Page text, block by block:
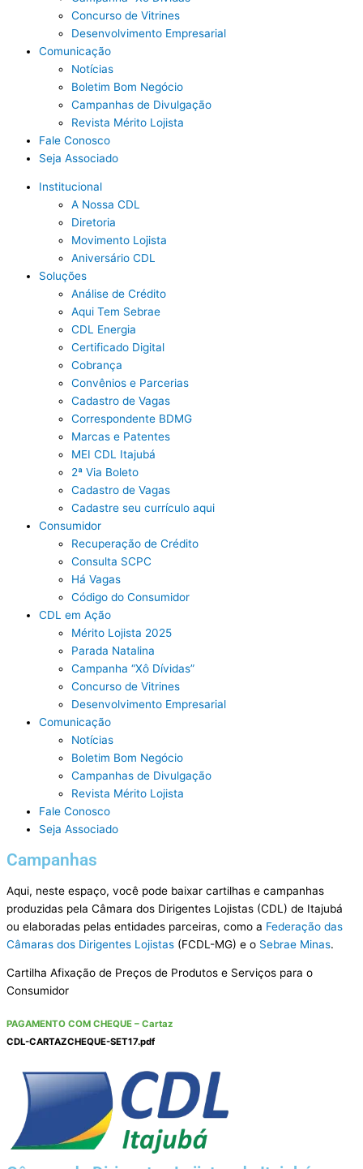
Concurso de Vitrines
Desenvolvimento Empresarial
Comunicação
Notícias
Boletim Bom Negócio
Campanhas de Divulgação
Revista Mérito Lojista
Fale Conosco
Seja Associado
Institucional
A Nossa CDL
Diretoria
Movimento Lojista
Aniversário CDL
Soluções
Análise de Crédito
Aqui Tem Sebrae
CDL Energia
Certificado Digital
Cobrança
Convênios e Parcerias
Cadastro de Vagas
Correspondente BDMG
Marcas e Patentes
MEI CDL Itajubá
2ª Via Boleto
Cadastro de Vagas
Cadastre seu currículo aqui
Consumidor
Recuperação de Crédito
Consulta SCPC
Há Vagas
Código do Consumidor
CDL em Ação
Mérito Lojista 2025
Parada Natalina
Campanha “Xô Dívidas”
Concurso de Vitrines
Desenvolvimento Empresarial
Comunicação
Notícias
Boletim Bom Negócio
Campanhas de Divulgação
Revista Mérito Lojista
Fale Conosco
Seja Associado
Campanhas
Aqui, neste espaço, você pode baixar cartilhas e campanhas
produzidas pela Câmara dos Dirigentes Lojistas (CDL) de Itajubá
ou elaboradas pelas entidades parceiras, como a Federação das
Câmaras dos Dirigentes Lojistas (FCDL-MG) e o Sebrae Minas.
Cartilha Afixação de Preços de Produtos e Serviços para o
Consumidor
PAGAMENTO COM CHEQUE – Cartaz
CDL-CARTAZCHEQUE-SET17.pdf